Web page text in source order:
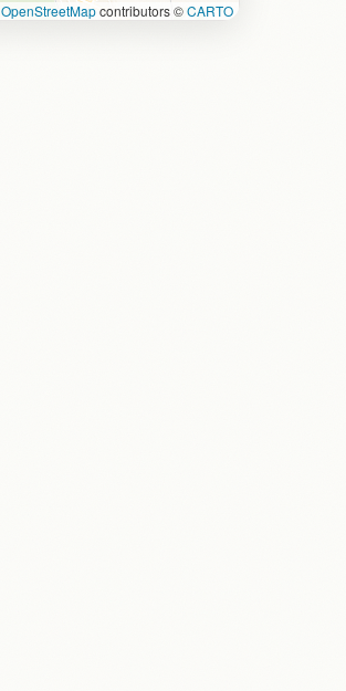
OpenStreetMapcontributors ©CARTO